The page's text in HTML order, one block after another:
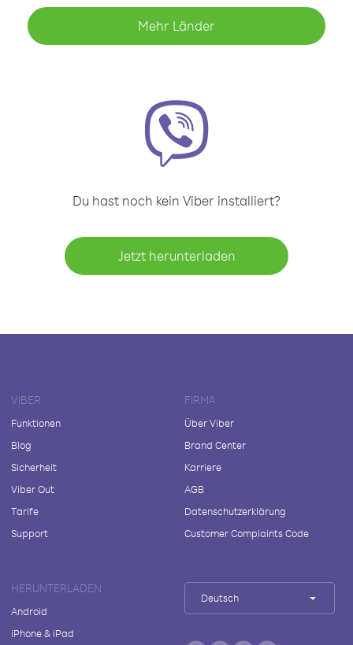
Mehr Länder
Du hast noch kein Viber installiert?
Jetzt herunterladen
VIBER
Funktionen
Blog
Sicherheit
Viber Out
Tarife
Support
FIRMA
Über Viber
Brand Center
Karriere
AGB
Datenschutzerklärung
Customer Complaints Code
HERUNTERLADEN
Android
iPhone & iPad
Deutsch